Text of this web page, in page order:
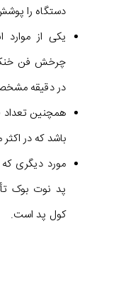
دستگاه را
یکی از
چرخش فن خنک
در دقیقه
همچنین تعداد
باشد که در
مورد دیگری
پد نوت بوک
کول پد است.